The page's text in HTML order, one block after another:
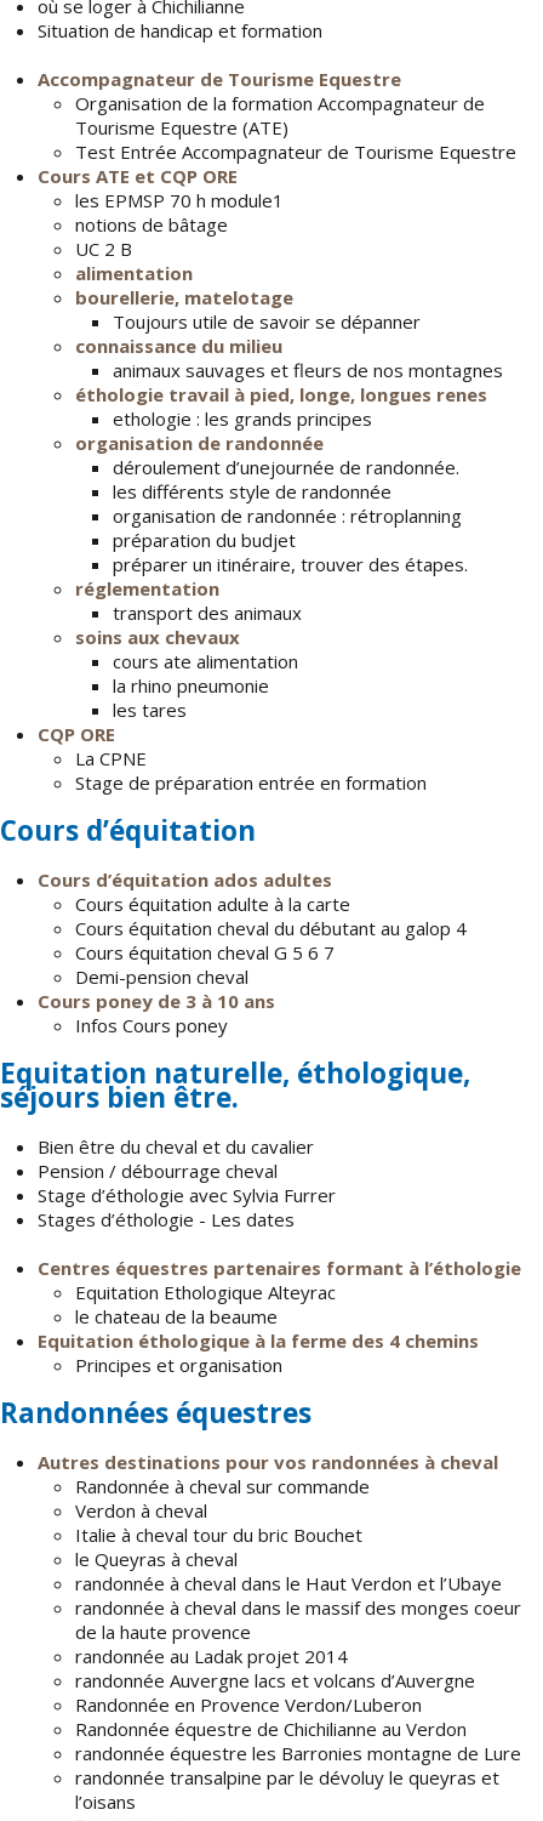
où se loger à Chichilianne
Situation de handicap et formation
Accompagnateur de Tourisme Equestre
Organisation de la formation Accompagnateur de
Tourisme Equestre (ATE)
Test Entrée Accompagnateur de Tourisme Equestre
Cours ATE et CQP ORE
les EPMSP 70 h module1
notions de bâtage
UC 2 B
alimentation
bourellerie, matelotage
Toujours utile de savoir se dépanner
connaissance du milieu
animaux sauvages et fleurs de nos montagnes
éthologie travail à pied, longe, longues renes
ethologie : les grands principes
organisation de randonnée
déroulement d’unejournée de randonnée.
les différents style de randonnée
organisation de randonnée : rétroplanning
préparation du budjet
préparer un itinéraire, trouver des étapes.
réglementation
transport des animaux
soins aux chevaux
cours ate alimentation
la rhino pneumonie
les tares
CQP ORE
La CPNE
Stage de préparation entrée en formation
Cours d’équitation
Cours d’équitation ados adultes
Cours équitation adulte à la carte
Cours équitation cheval du débutant au galop 4
Cours équitation cheval G 5 6 7
Demi-pension cheval
Cours poney de 3 à 10 ans
Infos Cours poney
Equitation naturelle, éthologique,
séjours bien être.
Bien être du cheval et du cavalier
Pension / débourrage cheval
Stage d’éthologie avec Sylvia Furrer
Stages d’éthologie - Les dates
Centres équestres partenaires formant à l’éthologie
Equitation Ethologique Alteyrac
le chateau de la beaume
Equitation éthologique à la ferme des 4 chemins
Principes et organisation
Randonnées équestres
Autres destinations pour vos randonnées à cheval
Randonnée à cheval sur commande
Verdon à cheval
Italie à cheval tour du bric Bouchet
le Queyras à cheval
randonnée à cheval dans le Haut Verdon et l’Ubaye
randonnée à cheval dans le massif des monges coeur
de la haute provence
randonnée au Ladak projet 2014
randonnée Auvergne lacs et volcans d’Auvergne
Randonnée en Provence Verdon/Luberon
Randonnée équestre de Chichilianne au Verdon
randonnée équestre les Barronies montagne de Lure
randonnée transalpine par le dévoluy le queyras et
l’oisans